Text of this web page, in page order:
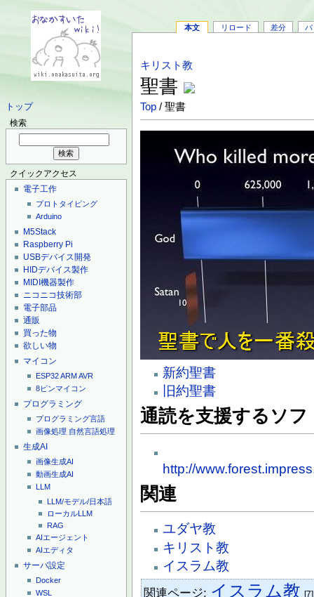
トップ
検索
クイックアクセス
電子工作
プロトタイピング
Arduino
M5Stack
Raspberry Pi
USBデバイス開発
HIDデバイス製作
MIDI機器製作
ニコニコ技術部
電子部品
通販
買った物
欲しい物
マイコン
ESP32ARMAVR
8ピンマイコン
プログラミング
プログラミング言語
画像処理 自然言語処理
生成AI
画像生成AI
動画生成AI
LLM
LLM/モデル/日本語
ローカルLLM
RAG
AIエージェント
AIエディタ
サーバ設定
Docker
WSL
本文 リロード 差分 バ
キリスト教
聖書
Top / 聖書
新約聖書
旧約聖書
通読を支援するソフ
http://
関連
ユダヤ教
キリスト教
イスラム教
関連ページ: イスラム教 [7]